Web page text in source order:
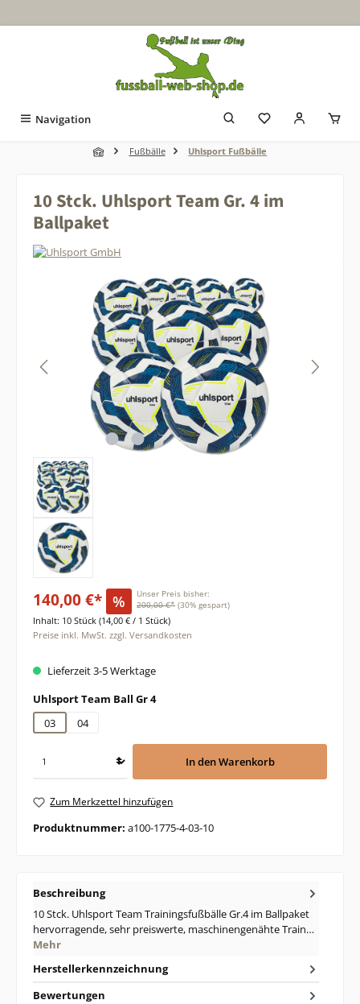
Navigation
Fußbälle Uhlsport Fußbälle
10 Stck. Uhlsport Team Gr. 4 im
Ballpaket
Bildergalerie überspringen
140,00 €* %
Unser Preis bisher:
200,00 €* (30% gespart)
Inhalt: 10 Stück (14,00 € / 1 Stück)
Preise inkl. MwSt. zzgl. Versandkosten
Lieferzeit 3-5 Werktage
Uhlsport Team Ball Gr 4auswählen
03
04
In den Warenkorb
Zum Merkzettel hinzufügen
Produktnummer: a100-1775-4-03-10
Beschreibung
10 Stck. Uhlsport Team Trainingsfußbälle Gr.4 im Ballpaket
hervorragende, sehr preiswerte, maschinengenähte Train…
Mehr
Herstellerkennzeichnung
Bewertungen